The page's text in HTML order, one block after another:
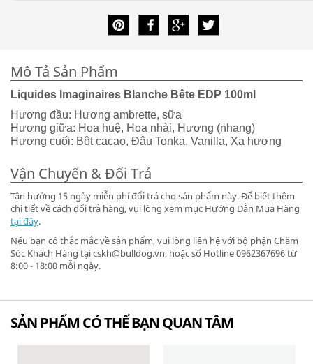
Mô Tả Sản Phẩm
Liquides Imaginaires Blanche Bête EDP 100ml
Hương đầu: Hương ambrette, sữa
Hương giữa: Hoa huệ, Hoa nhài, Hương (nhang)
Hương cuối: Bột cacao, Đậu Tonka, Vanilla, Xạ hương
Vận Chuyển & Đổi Trả
Tận hưởng 15 ngày miễn phí đổi trả cho sản phẩm này. Để biết thêm
chi tiết về cách đổi trả hàng, vui lòng xem mục Hướng Dẫn Mua Hàng
tại đây.
Nếu bạn có thắc mắc về sản phẩm, vui lòng liên hệ với bộ phận Chăm
Sóc Khách Hàng tại cskh@bulldog.vn, hoặc số Hotline 0962367696 từ
8:00 - 18:00 mỗi ngày.
SẢN PHẨM CÓ THỂ BẠN QUAN TÂM